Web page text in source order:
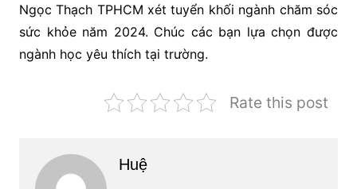
Ngọc Thạch TPHCM xét tuyển khối ngành chăm sóc
sức khỏe năm 2024. Chúc các bạn lựa chọn được
ngành học yêu thích tại trường.
Rate this post
Huệ